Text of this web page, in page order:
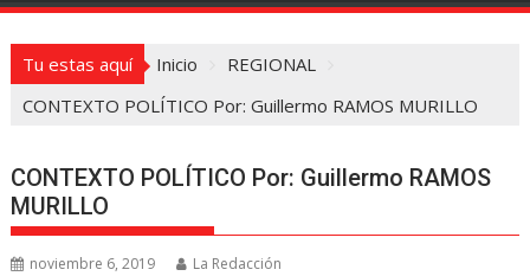
Tu estas aquí Inicio
REGIONAL
CONTEXTO POLÍTICO Por: Guillermo RAMOS MURILLO
CONTEXTO POLÍTICO Por: Guillermo RAMOS
MURILLO
noviembre 6, 2019 La Redacción